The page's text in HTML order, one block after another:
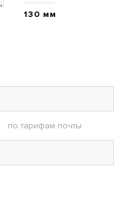
130 мм
по тарифам почты